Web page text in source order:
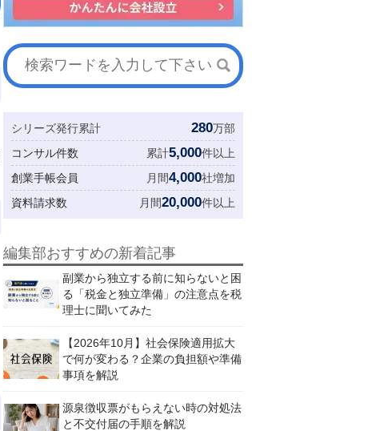
シリーズ発行累計 280万部
コンサル件数
累計5,000件以上
創業手帳会員
月間4,000社増加
資料請求数
月間20,000件以上
編集部おすすめの新着記事
副業から独立する前に知らないと困
る「税金と独立準備」の注意点を税
理士に聞いてみた
【2026年10月】社会保険適用拡大
で何が変わる？企業の負担額や準備
事項を解説
源泉徴収票がもらえない時の対処法
と不交付届の手順を解説